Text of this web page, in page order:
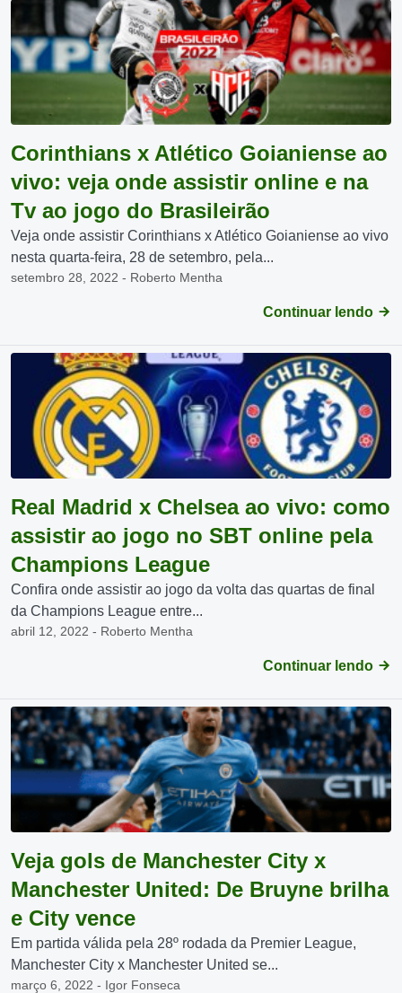
Corinthians x Atlético Goianiense ao
vivo: veja onde assistir online e na
Tv ao jogo do Brasileirão
Veja onde assistir Corinthians x Atlético Goianiense ao vivo
nesta quarta-feira, 28 de setembro, pela...
setembro 28, 2022 - Roberto Mentha
Continuar lendo
Real Madrid x Chelsea ao vivo: como
assistir ao jogo no SBT online pela
Champions League
Confira onde assistir ao jogo da volta das quartas de final
da Champions League entre...
abril 12, 2022 - Roberto Mentha
Continuar lendo
Veja gols de Manchester City x
Manchester United: De Bruyne brilha
e City vence
Em partida válida pela 28º rodada da Premier League,
Manchester City x Manchester United se...
março 6, 2022 - Igor Fonseca